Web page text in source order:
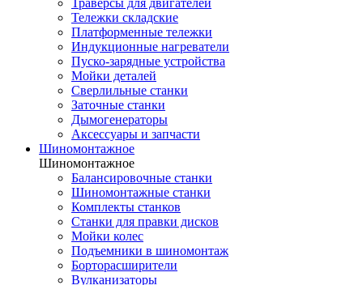
Траверсы для двигателей
Тележки складские
Платформенные тележки
Индукционные нагреватели
Пуско-зарядные устройства
Мойки деталей
Сверлильные станки
Заточные станки
Дымогенераторы
Аксессуары и запчасти
Шиномонтажное
Шиномонтажное
Балансировочные станки
Шиномонтажные станки
Комплекты станков
Станки для правки дисков
Мойки колес
Подъемники в шиномонтаж
Борторасширители
Вулканизаторы